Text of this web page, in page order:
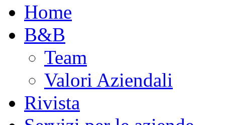
Home
B&B
Team
Valori Aziendali
Rivista